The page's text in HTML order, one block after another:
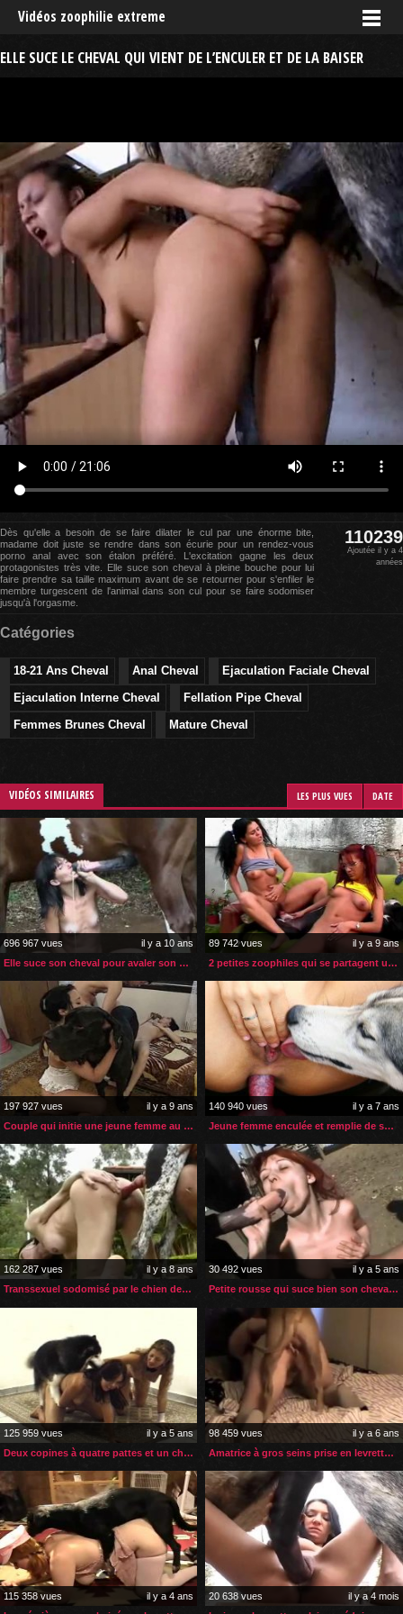
Vidéos zoophilie extreme
ELLE SUCE LE CHEVAL QUI VIENT DE L’ENCULER ET DE LA BAISER
Dès qu'elle a besoin de se faire dilater le cul par une énorme bite,
madame doit juste se rendre dans son écurie pour un rendez-vous
porno anal avec son étalon préféré. L'excitation gagne les deux
protagonistes très vite. Elle suce son cheval à pleine bouche pour lui
faire prendre sa taille maximum avant de se retourner pour s'enfiler le
membre turgescent de l'animal dans son cul pour se faire sodomiser
jusqu'à l'orgasme.
110239
Ajoutée il y a 4
années
Catégories
18-21 Ans Cheval Anal Cheval
Ejaculation Faciale Cheval
Ejaculation Interne Cheval
Fellation Pipe Cheval
Femmes Brunes Cheval
Mature Cheval
VIDÉOS SIMILAIRES LES PLUS VUES DATE
696 967 vues
il y a 10 ans
Elle suce son cheval pour avaler son sperme
89 742 vues
il y a 9 ans
2 petites zoophiles qui se partagent une bite de chien
197 927 vues
il y a 9 ans
Couple qui initie une jeune femme au sexe zoophile
140 940 vues
il y a 7 ans
Jeune femme enculée et remplie de sperme par son chien
162 287 vues
il y a 8 ans
Transsexuel sodomisé par le chien de sa copine
30 492 vues
il y a 5 ans
Petite rousse qui suce bien son cheval avant la sodomie
125 959 vues
il y a 5 ans
Deux copines à quatre pattes et un chien en rut
98 459 vues
il y a 6 ans
Amatrice à gros seins prise en levrette par son chien
115 358 vues
il y a 4 ans
20 638 vues
il y a 4 mois